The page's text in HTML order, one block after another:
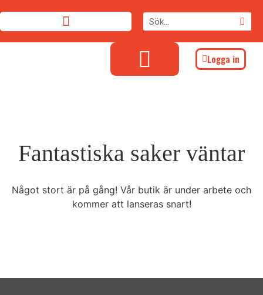
Logga in
Fantastiska saker väntar
Något stort är på gång! Vår butik är under arbete och
kommer att lanseras snart!